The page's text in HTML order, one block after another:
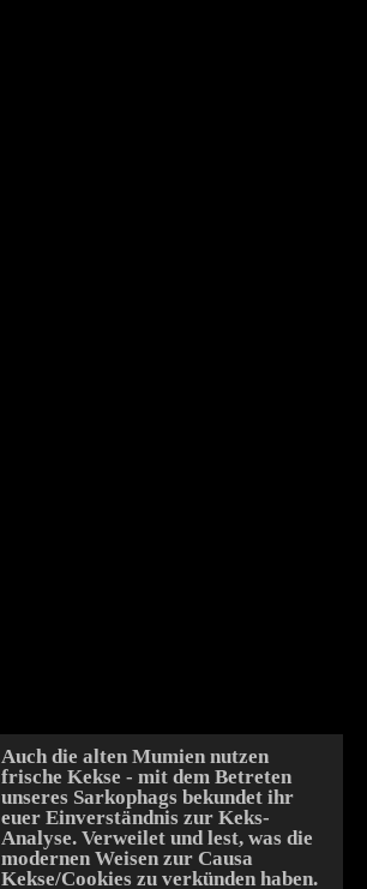
Auch die alten Mumien nutzen
frische Kekse - mit dem Betreten
unseres Sarkophags bekundet ihr
euer Einverständnis zur Keks-
Analyse. Verweilet und lest, was die
modernen Weisen zur Causa
Kekse/Cookies zu verkünden haben.